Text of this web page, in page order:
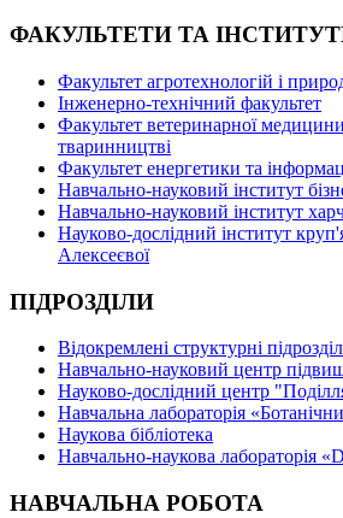
ФАКУЛЬТЕТИ ТА
Факультет агротехнологій і
Інженерно-технічний факультет
Факультет ветеринарної
тваринництві
Факультет енергетики та
Навчально-науковий інститут
Навчально-науковий інститут
Науково-дослідний інститут
Алексеєвої
ПІДРОЗДІЛИ
Відокремлені структурні
Навчально-науковий центр
Науково-дослідний центр
Навчальна лабораторія
Наукова бібліотека
Навчально-наукова лабораторія
НАВЧАЛЬНА РОБОТА